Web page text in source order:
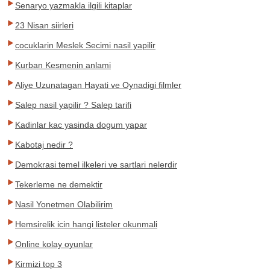
Senaryo yazmakla ilgili kitaplar
23 Nisan siirleri
cocuklarin Meslek Secimi nasil yapilir
Kurban Kesmenin anlami
Aliye Uzunatagan Hayati ve Oynadigi filmler
Salep nasil yapilir ? Salep tarifi
Kadinlar kac yasinda dogum yapar
Kabotaj nedir ?
Demokrasi temel ilkeleri ve sartlari nelerdir
Tekerleme ne demektir
Nasil Yonetmen Olabilirim
Hemsirelik icin hangi listeler okunmali
Online kolay oyunlar
Kirmizi top 3